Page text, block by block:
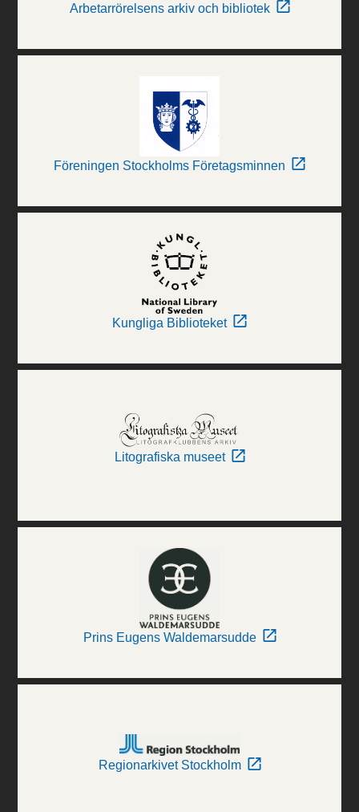
Arbetarrörelsens arkiv och bibliotek
Föreningen Stockholms Företagsminnen
Kungliga Biblioteket
Litografiska museet
Prins Eugens Waldemarsudde
Regionarkivet Stockholm